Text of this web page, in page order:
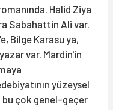
Halid Ziya
Sabahattin Ali var.
Bilge Karasu ya,
var. Mardin'in
yüzeysel
bu çok genel-geçer